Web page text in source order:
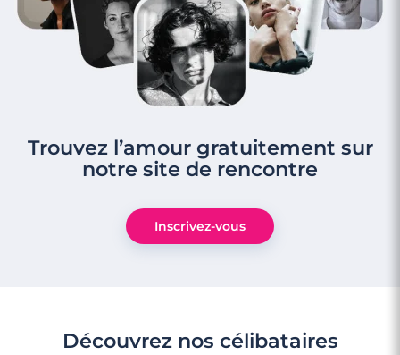
Trouvez l’amour gratuitement sur
notre site de rencontre
Inscrivez-vous
Découvrez nos célibataires